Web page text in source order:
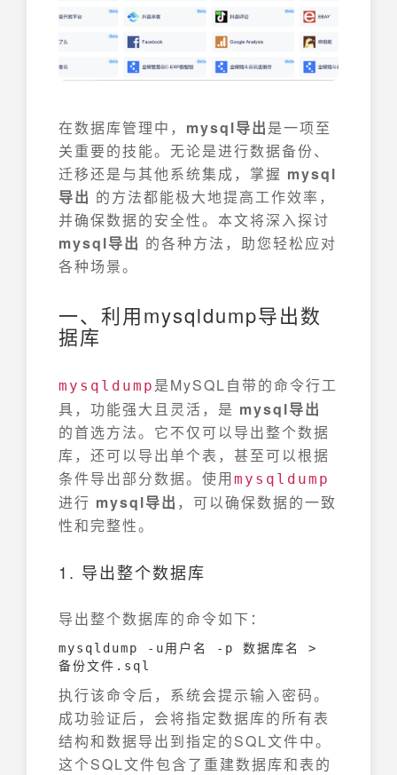
在数据库管理中， mysql导出是一项至
关重要的技能。无论是进行数据备份、
迁移还是与其他系统集成，掌握 mysql
导出 的方法都能极大地提高工作效率，
并确保数据的安全性。本文将深入探讨
mysql导出 的各种方法，助您轻松应对
各种场景。
一、利用mysqldump导出数
据库
mysqldump 是MySQL自带的命令行工
具，功能强大且灵活，是 mysql导出
的首选方法。它不仅可以导出整个数据
库，还可以导出单个表，甚至可以根据
条件导出部分数据。使用mysqldump
进行 mysql导出 ，可以确保数据的一致
性和完整性。
1. 导出整个数据库
导出整个数据库的命令如下：
mysqldump -u用户名 -p 数据库名 >
备份文件.sql
执行该命令后，系统会提示输入密码。
成功验证后，会将指定数据库的所有表
结构和数据导出到指定的SQL文件中。
这个SQL文件包含了重建数据库和表的